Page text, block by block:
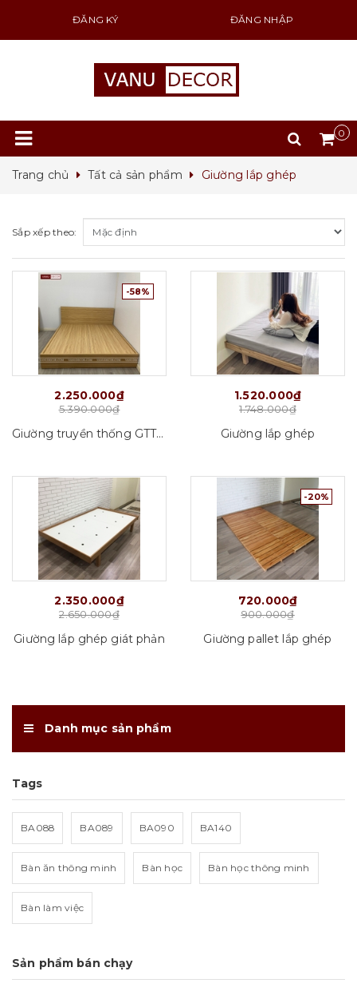
ĐĂNG KÝ ĐĂNG NHẬP
0
Trang chủ Tất cả sản phẩm Giường lắp ghép
Sắp xếp theo:
-58%
2.250.000₫
5.390.000₫
Giường truyền thống GTT01_VD01
1.520.000₫
1.748.000₫
Giường lắp ghép
2.350.000₫
2.650.000₫
Giường lắp ghép giát phản
-20%
720.000₫
900.000₫
Giường pallet lắp ghép
Danh mục sản phẩm
Tags
BA088 BA089 BA090 BA140
Bàn ăn thông minh Bàn học Bàn học thông minh
Bàn làm việc
Sản phẩm bán chạy